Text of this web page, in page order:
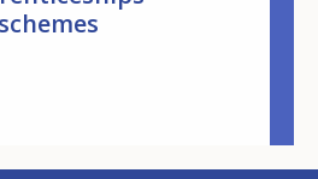
zejména malé
utvářet změny.
non-formal and